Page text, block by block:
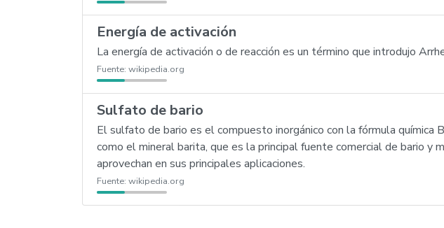
Energía de activación
La energía de activación o de reacción es un término que introdujo
Fuente: wikipedia.org
Sulfato de bario
El sulfato de bario es el compuesto inorgánico con la fórmula
como el mineral barita, que es la principal fuente comercial de bario
aprovechan en sus principales aplicaciones.
Fuente: wikipedia.org